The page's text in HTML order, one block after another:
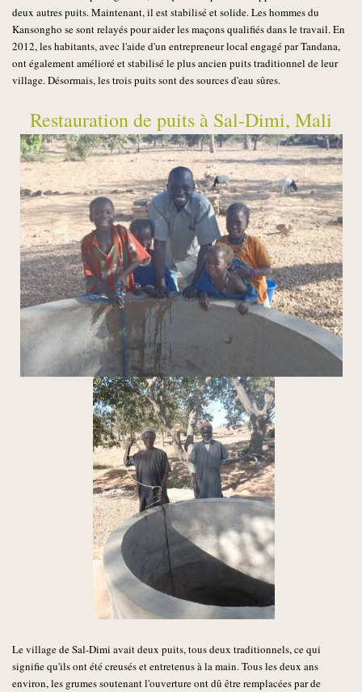
deux autres puits. Maintenant, il est stabilisé et solide. Les hommes du
Kansongho se sont relayés pour aider les maçons qualifiés dans le travail. En
2012, les habitants, avec l'aide d'un entrepreneur local engagé par Tandana,
ont également amélioré et stabilisé le plus ancien puits traditionnel de leur
village. Désormais, les trois puits sont des sources d'eau sûres.
Restauration de puits à Sal-Dimi, Mali
Le village de Sal-Dimi avait deux puits, tous deux traditionnels, ce qui
signifie qu'ils ont été creusés et entretenus à la main. Tous les deux ans
environ, les grumes soutenant l'ouverture ont dû être remplacées par de